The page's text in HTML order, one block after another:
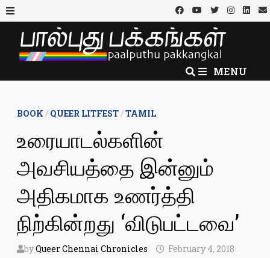
Skip
to
content
MENU
MENU
BOOK /QUEER LITFEST/TAMIL
உரையாடல்களின்
அவசியத்தை இன்னும்
அதிகமாக உணர்த்தி
நிற்கின்றது ‘விடுபட்டவை’
byQueer Chennai Chronicles February 4, 2018